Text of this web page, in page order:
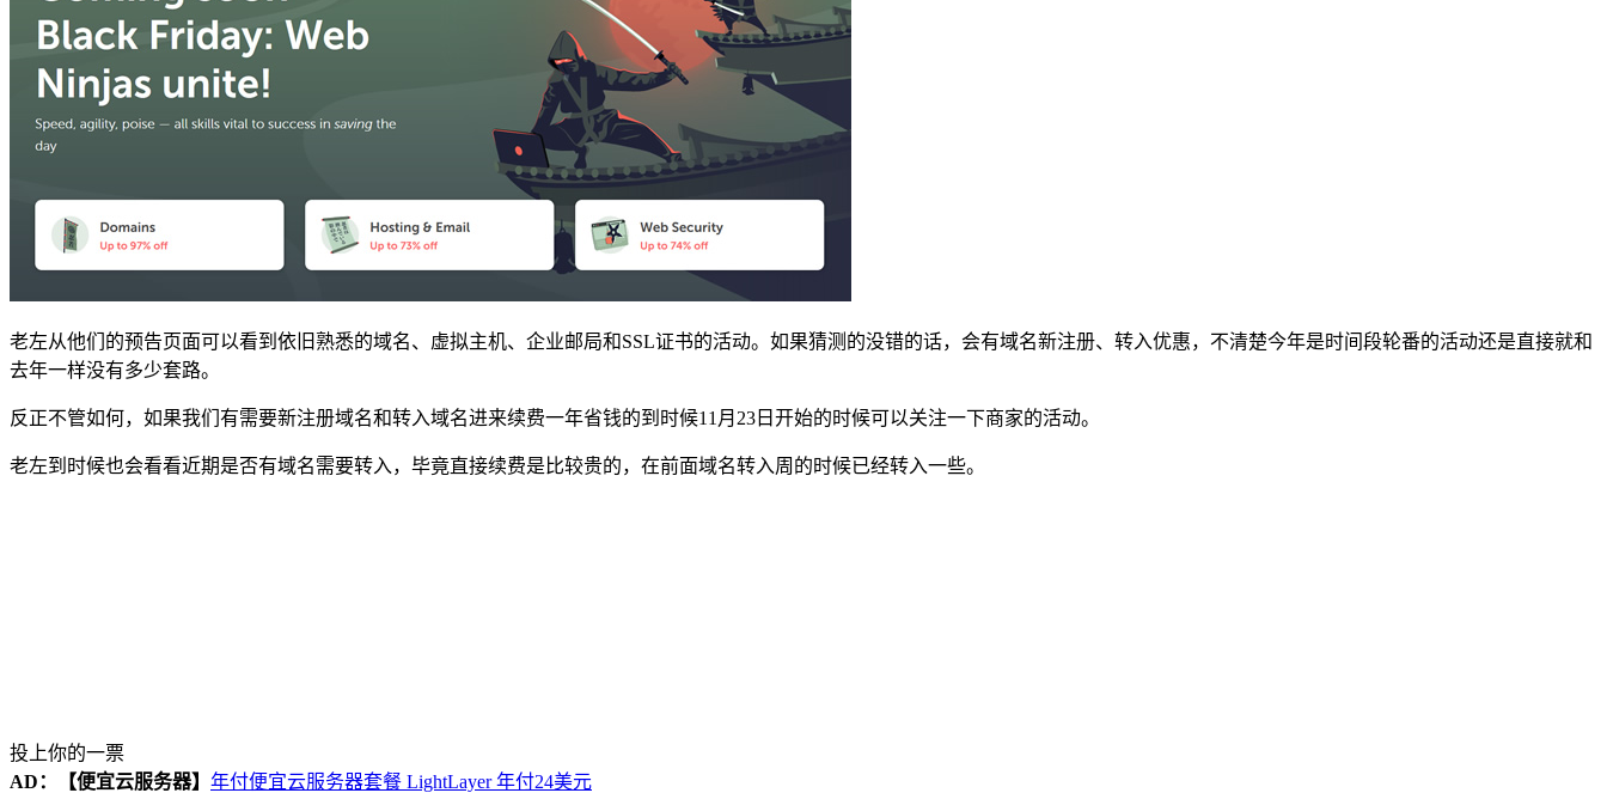
老左从他们的预告页面可以看到依旧熟悉的域名、虚拟主机、企业邮局和SSL证书的活动。如果猜测的没错的话，会有域名新注册、转入优惠，不清楚今年是时间段轮番的活动还是直接就和
去年一样没有多少套路。
反正不管如何，如果我们有需要新注册域名和转入域名进来续费一年省钱的到时候11月23日开始的时候可以关注一下商家的活动。
老左到时候也会看看近期是否有域名需要转入，毕竟直接续费是比较贵的，在前面域名转入周的时候已经转入一些。
投上你的一票
AD：
【便宜云服务器】 年付便宜云服务器套餐 LightLayer 年付24美元